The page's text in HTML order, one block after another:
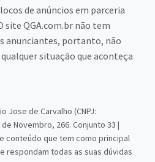
de anúncios em parceria
site QGA.com.br não tem
anunciantes, portanto, não
situação que aconteça
Jose de Carvalho (CNPJ:
de Novembro, 266. Conjunto 33 |
conteúdo que tem como principal
respondam todas as suas dúvidas